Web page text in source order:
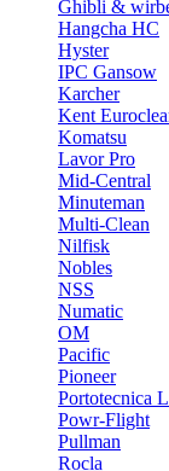
Ghibli &
Hangcha HC
Hyster
IPC Gansow
Karcher
Kent
Komatsu
Lavor Pro
Mid-Central
Minuteman
Multi-Clean
Nilfisk
Nobles
NSS
Numatic
OM
Pacific
Pioneer
Portotecnica
Powr-Flight
Pullman
Rocla